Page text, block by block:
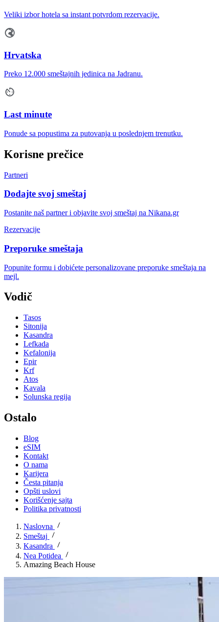
Veliki izbor hotela sa instant potvrdom rezervacije.
Hrvatska
Preko 12.000 smeštajnih jedinica na Jadranu.
Last minute
Ponude sa popustima za putovanja u poslednjem trenutku.
Korisne prečice
Partneri
Dodajte svoj smeštaj
Postanite naš partner i objavite svoj smeštaj na Nikana.gr
Rezervacije
Preporuke smeštaja
Popunite formu i dobićete personalizovane preporuke smeštaja na
mejl.
Vodič
Tasos
Sitonija
Kasandra
Lefkada
Kefalonija
Epir
Krf
Atos
Kavala
Solunska regija
Ostalo
Blog
eSIM
Kontakt
O nama
Karijera
Česta pitanja
Opšti uslovi
Korišćenje sajta
Politika privatnosti
Naslovna
Smeštaj
Kasandra
Nea Potidea
Amazing Beach House